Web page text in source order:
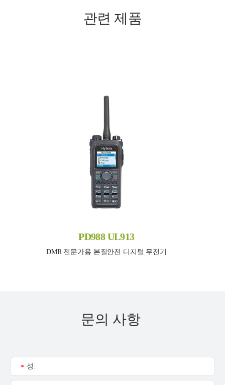
관련 제품
PD988 UL913
DMR 전문가용 본질안전 디지털 무전기
문의 사항
성:
*